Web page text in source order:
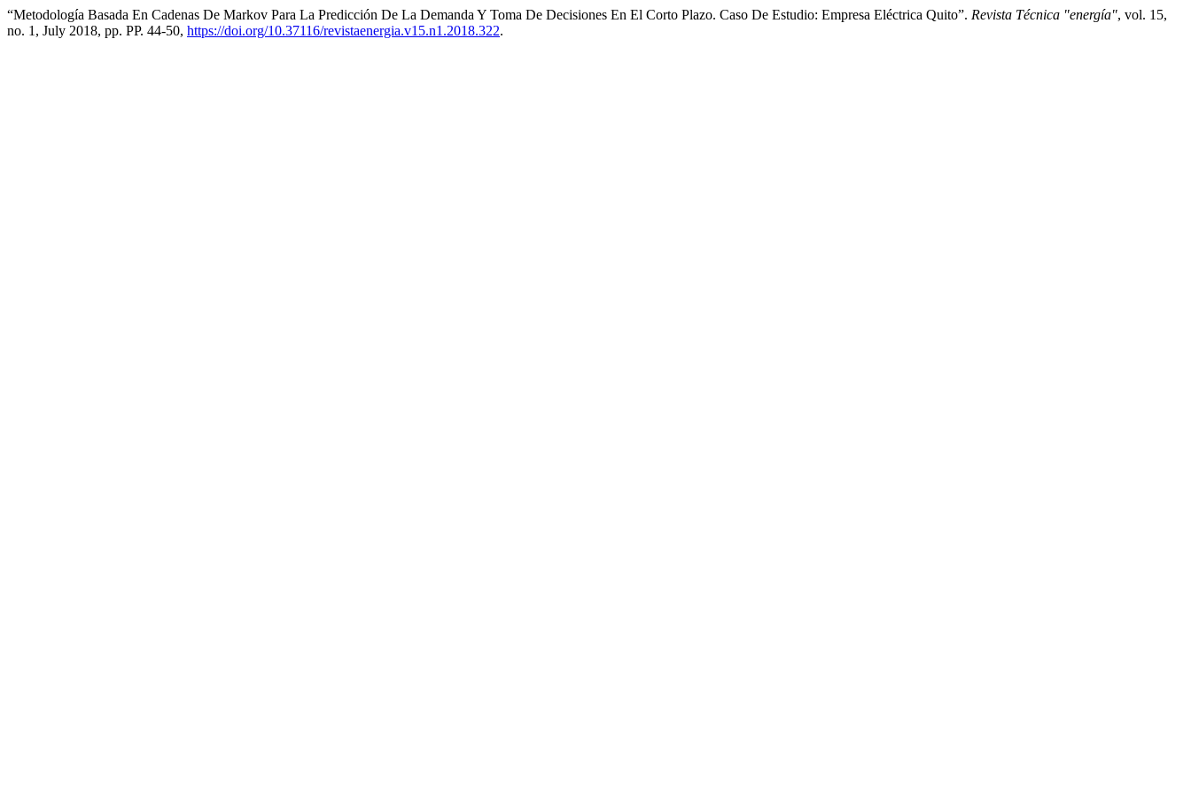
“Metodología Basada En Cadenas De Markov Para La Predicción De La Demanda Y Toma De Decisiones En El Corto Plazo. Caso De Estudio: Empresa Eléctrica Quito”. Revista Técnica "energía", vol. 15,
no. 1, July 2018, pp. PP. 44-50, https://doi.org/10.37116/revistaenergia.v15.n1.2018.322.